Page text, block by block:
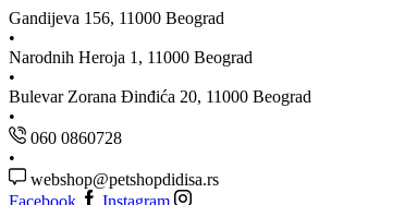
Gandijeva 156, 11000 Beograd
Narodnih Heroja 1, 11000 Beograd
Bulevar Zorana Đinđića 20, 11000 Beograd
060 0860728
webshop@petshopdidisa.rs
Facebook
Instagram